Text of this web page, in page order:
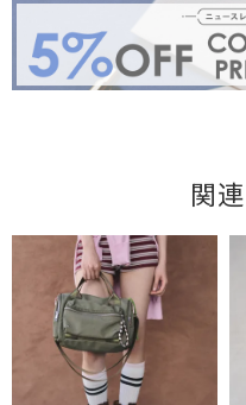
関